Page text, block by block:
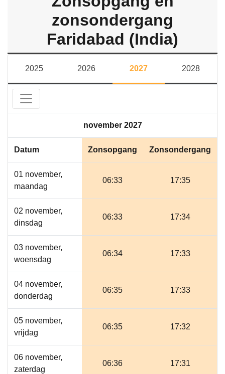
zonsondergang
Faridabad (India)
2025 2026 2027 2028
november 2027
Datum Zonsopgang Zonsondergang
01 november,
maandag
06:33 17:35
02 november,
dinsdag
06:33 17:34
03 november,
woensdag
06:34 17:33
04 november,
donderdag
06:35 17:33
05 november,
vrijdag
06:35 17:32
06 november,
zaterdag
06:36 17:31